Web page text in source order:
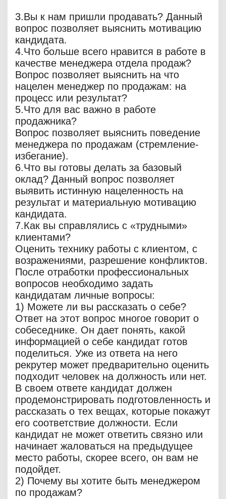
3.Вы к нам пришли продавать? Данный
вопрос позволяет выяснить мотивацию
кандидата.
4.Что больше всего нравится в работе в
качестве менеджера отдела продаж?
Вопрос позволяет выяснить на что
нацелен менеджер по продажам: на
процесс или результат?
5.Что для вас важно в работе
продажника?
Вопрос позволяет выяснить поведение
менеджера по продажам (стремление-
избегание).
6.Что вы готовы делать за базовый
оклад? Данный вопрос позволяет
выявить истинную нацеленность на
результат и материальную мотивацию
кандидата.
7.Как вы справлялись с «трудными»
клиентами?
Оценить технику работы с клиентом, с
возражениями, разрешение конфликтов.
После отработки профессиональных
вопросов необходимо задать
кандидатам личные вопросы:
1) Можете ли вы рассказать о себе?
Ответ на этот вопрос многое говорит о
собеседнике. Он дает понять, какой
информацией о себе кандидат готов
поделиться. Уже из ответа на него
рекрутер может предварительно оценить
подходит человек на должность или нет.
В своем ответе кандидат должен
продемонстрировать подготовленность и
рассказать о тех вещах, которые покажут
его соответствие должности. Если
кандидат не может ответить связно или
начинает жаловаться на предыдущее
место работы, скорее всего, он вам не
подойдет.
2) Почему вы хотите быть менеджером
по продажам?